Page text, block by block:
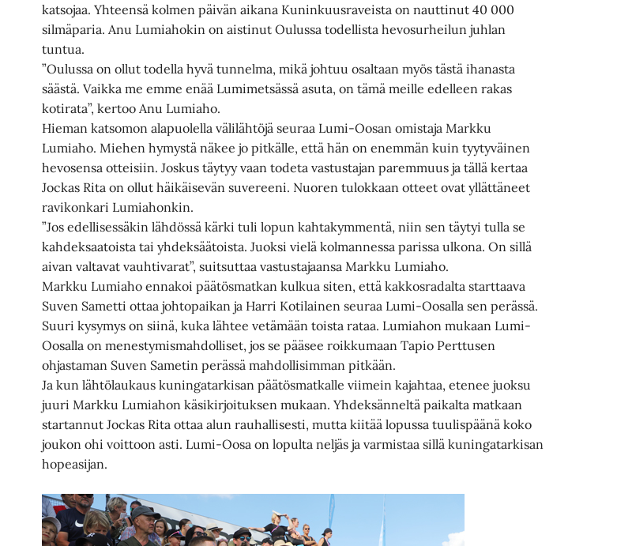
katsojaa. Yhteensä kolmen päivän aikana Kuninkuusraveista on nauttinut 40 000
silmäparia. Anu Lumiahokin on aistinut Oulussa todellista hevosurheilun juhlan
tuntua.
”Oulussa on ollut todella hyvä tunnelma, mikä johtuu osaltaan myös tästä ihanasta
säästä. Vaikka me emme enää Lumimetsässä asuta, on tämä meille edelleen rakas
kotirata”, kertoo Anu Lumiaho.
Hieman katsomon alapuolella välilähtöjä seuraa Lumi-Oosan omistaja Markku
Lumiaho. Miehen hymystä näkee jo pitkälle, että hän on enemmän kuin tyytyväinen
hevosensa otteisiin. Joskus täytyy vaan todeta vastustajan paremmuus ja tällä kertaa
Jockas Rita on ollut häikäisevän suvereeni. Nuoren tulokkaan otteet ovat yllättäneet
ravikonkari Lumiahonkin.
”Jos edellisessäkin lähdössä kärki tuli lopun kahtakymmentä, niin sen täytyi tulla se
kahdeksaatoista tai yhdeksäätoista. Juoksi vielä kolmannessa parissa ulkona. On sillä
aivan valtavat vauhtivarat”, suitsuttaa vastustajaansa Markku Lumiaho.
Markku Lumiaho ennakoi päätösmatkan kulkua siten, että kakkosradalta starttaava
Suven Sametti ottaa johtopaikan ja Harri Kotilainen seuraa Lumi-Oosalla sen perässä.
Suuri kysymys on siinä, kuka lähtee vetämään toista rataa. Lumiahon mukaan Lumi-
Oosalla on menestymismahdolliset, jos se pääsee roikkumaan Tapio Perttusen
ohjastaman Suven Sametin perässä mahdollisimman pitkään.
Ja kun lähtölaukaus kuningatarkisan päätösmatkalle viimein kajahtaa, etenee juoksu
juuri Markku Lumiahon käsikirjoituksen mukaan. Yhdeksänneltä paikalta matkaan
startannut Jockas Rita ottaa alun rauhallisesti, mutta kiitää lopussa tuulispäänä koko
joukon ohi voittoon asti. Lumi-Oosa on lopulta neljäs ja varmistaa sillä kuningatarkisan
hopeasijan.